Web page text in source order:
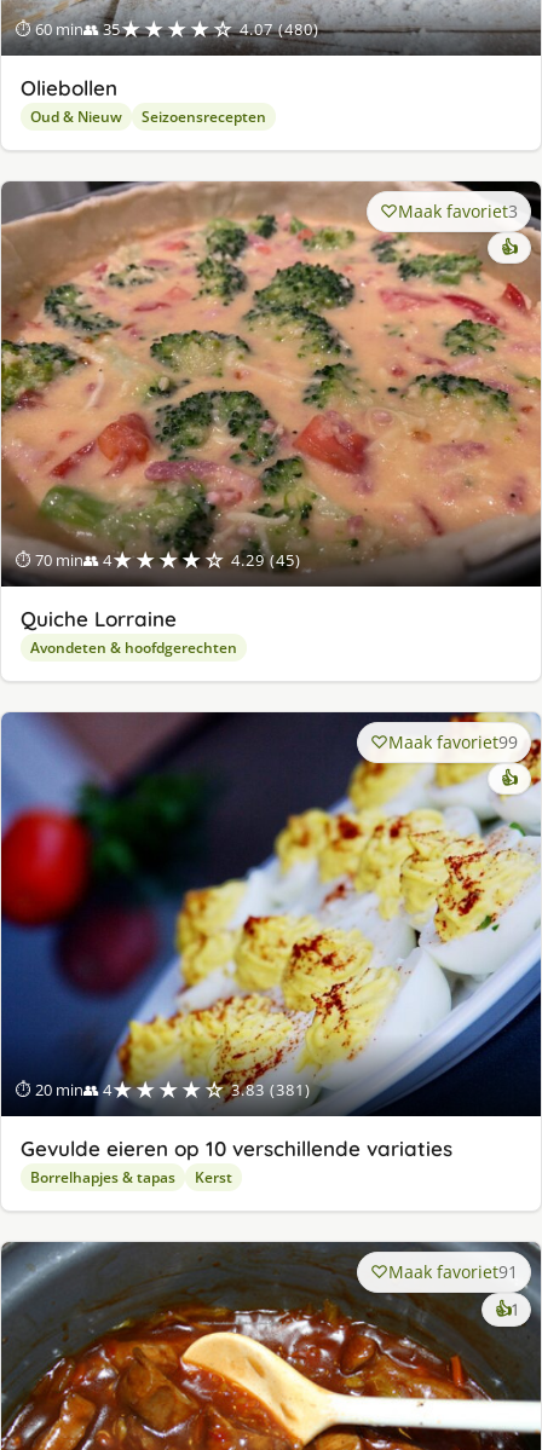
⏱ 60 min👥 35★★★★☆ 4.07 (480)
Oliebollen
Oud & Nieuw Seizoensrecepten
⏱ 70 min👥 4★★★★☆ 4.29 (45)
Maak favoriet3
👍
Quiche Lorraine
Avondeten & hoofdgerechten
⏱ 20 min👥 4★★★★☆ 3.83 (381)
Maak favoriet99
👍
Gevulde eieren op 10 verschillende variaties
Borrelhapjes & tapas Kerst
Maak favoriet91
👍1